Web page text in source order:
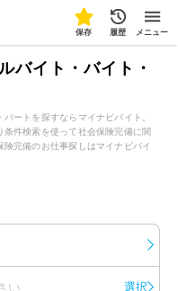
保存 履歴 メニュー
バイト・バイト・
ートを探すならマイナビバイト。
件検索を使って社会保険完備に関
完備のお仕事探しはマイナビバイ
い 選択